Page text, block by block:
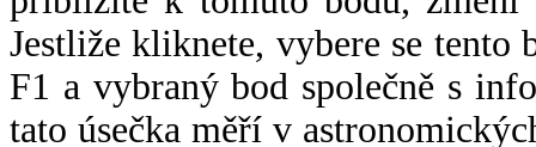
Jestliže kliknete, vybere se tento
F1 a vybraný bod společně s
tato úsečka měří v